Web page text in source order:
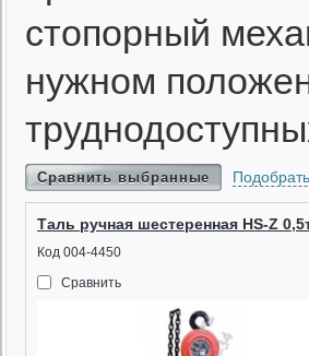
стопорный
нужном
Сравнить выбранные
Таль ручная шестеренная HS-Z
Код 004-4450
Сравнить